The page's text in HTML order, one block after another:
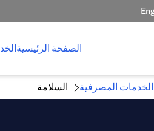
الصفحة الرئيسية
الخدمات المصرفية السلامة